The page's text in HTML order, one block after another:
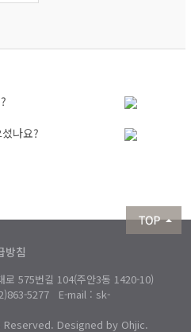
나요?
방침
로 575번길 104(주안3동 1420-10)
5277 E-mail : sk-
Reserved. Designed by Ohjic.